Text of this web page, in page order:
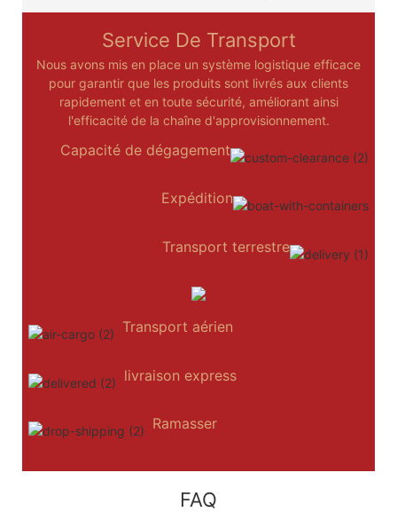
Service De Transport
Nous avons mis en place un système logistique efficace
pour garantir que les produits sont livrés aux clients
rapidement et en toute sécurité, améliorant ainsi
l'efficacité de la chaîne d'approvisionnement.
Capacité de dégagement
Expédition
Transport terrestre
Transport aérien
livraison express
Ramasser
FAQ